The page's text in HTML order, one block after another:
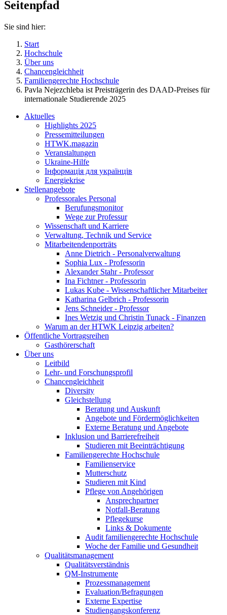
Seitenpfad
Sie sind hier:
Start
Hochschule
Über uns
Chancengleichheit
Familiengerechte Hochschule
Pavla Nejezchleba ist Preisträgerin des DAAD-Preises für
internationale Studierende 2025
Aktuelles
Highlights 2025
Pressemitteilungen
HTWK.magazin
Veranstaltungen
Ukraine-Hilfe
Інформація для українців
Energiekrise
Stellenangebote
Professorales Personal
Berufungsmonitor
Wege zur Professur
Wissenschaft und Karriere
Verwaltung, Technik und Service
Mitarbeitendenporträts
Anne Dietrich - Personalverwaltung
Sophia Lux - Professorin
Alexander Stahr - Professor
Ina Fichtner - Professorin
Lukas Kube - Wissenschaftlicher Mitarbeiter
Katharina Gelbrich - Professorin
Jens Schneider - Professor
Ines Wetzig und Christin Tunack - Finanzen
Warum an der HTWK Leipzig arbeiten?
Öffentliche Vortragsreihen
Gasthörerschaft
Über uns
Leitbild
Lehr- und Forschungsprofil
Chancengleichheit
Diversity
Gleichstellung
Beratung und Auskunft
Angebote und Fördermöglichkeiten
Externe Beratung und Angebote
Inklusion und Barrierefreiheit
Studieren mit Beeinträchtigung
Familiengerechte Hochschule
Familienservice
Mutterschutz
Studieren mit Kind
Pflege von Angehörigen
Ansprechpartner
Notfall-Beratung
Pflegekurse
Links & Dokumente
Audit familiengerechte Hochschule
Woche der Familie und Gesundheit
Qualitätsmanagement
Qualitätsverständnis
QM-Instrumente
Prozessmanagement
Evaluation/Befragungen
Externe Expertise
Studiengangskonferenz